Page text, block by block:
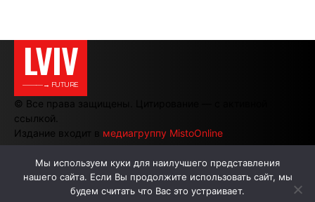
LVIV
———→ FUTURE
© Все права защищены. Цитирование — с активной
ссылкой.
Издание входит в медиагруппу MistoOnline
АВТОРЫ РЕКЛАМА НА САЙТЕ
Мы используем куки для наилучшего представления
нашего сайта. Если Вы продолжите использовать сайт, мы
будем считать что Вас это устраивает.